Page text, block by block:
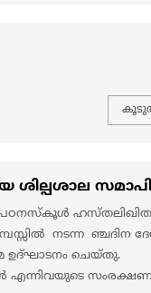
നടന്ന ഞ്ചദിന
ചെയ്തു.
എന്നിവയുടെ